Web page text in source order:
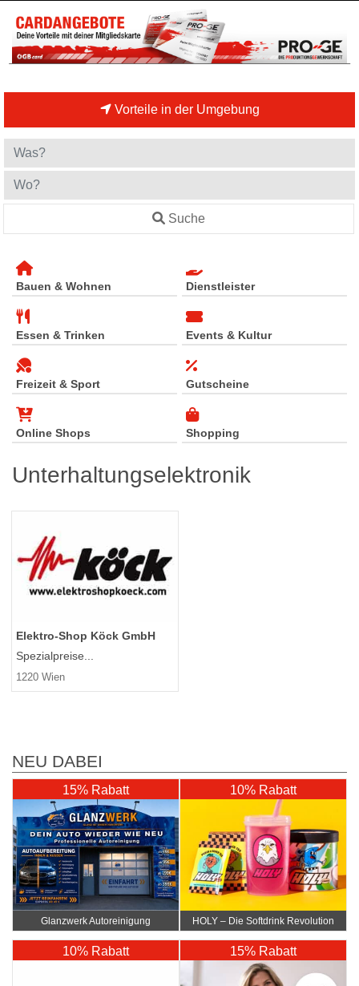
Vorteile in der Umgebung
Suche
Bauen & Wohnen Dienstleister
Essen & Trinken Events & Kultur
Freizeit & Sport Gutscheine
Online Shops Shopping
Unterhaltungselektronik
Elektro-Shop Köck GmbH
Spezialpreise...
1220 Wien
NEU DABEI
15% Rabatt
Glanzwerk Autoreinigung
10% Rabatt
HOLY – Die Softdrink Revolution
10% Rabatt 15% Rabatt